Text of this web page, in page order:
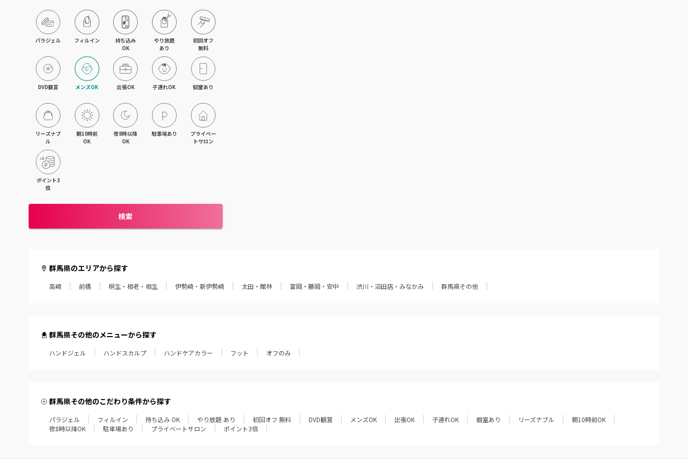
パラジェル フィルイン
持ち込み
OK
やり放題
あり
初回オフ
無料
DVD観賞 メンズOK 出張OK 子連れOK 個室あり
リーズナブ
ル
朝10時前
OK
夜8時以降
OK
駐車場あり
プライベー
トサロン
ポイント3
倍
検索
群馬県のエリアから探す
高崎 前橋 桐生・相老・相生 伊勢崎・新伊勢崎 太田・館林 富岡・藤岡・安中 渋川・沼田店・みなかみ 群馬県その他
群馬県その他のメニューから探す
ハンドジェル ハンドスカルプ ハンドケアカラー フット オフのみ
群馬県その他のこだわり条件から探す
パラジェル フィルイン 持ち込み OK やり放題 あり 初回オフ 無料 DVD観賞 メンズOK 出張OK 子連れOK 個室あり リーズナブル
朝10時前OK
夜8時以降OK
駐車場あり プライベートサロン ポイント3倍